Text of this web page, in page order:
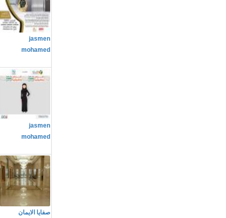
jasmen
mohamed
jasmen
mohamed
صفايا الايمان